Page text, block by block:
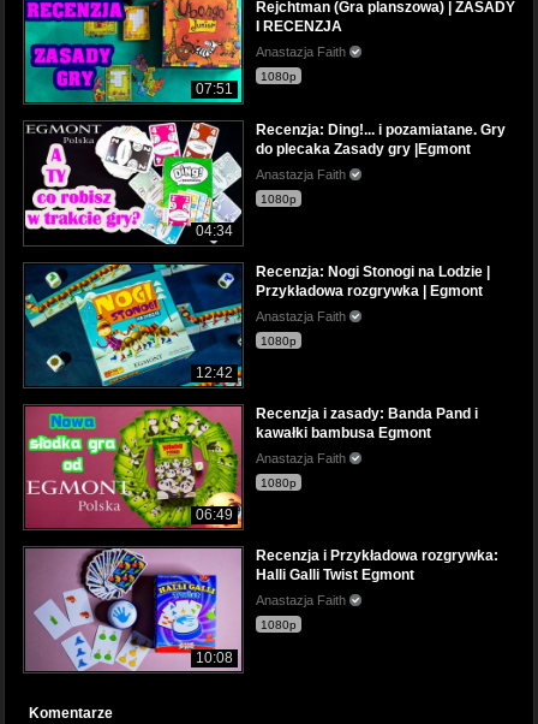
07:51
Rejchtman (Gra planszowa) | ZASADY
I RECENZJA
Anastazja Faith
1080p
04:34
Recenzja: Ding!... i pozamiatane. Gry
do plecaka Zasady gry |Egmont
Anastazja Faith
1080p
12:42
Recenzja: Nogi Stonogi na Lodzie |
Przykładowa rozgrywka | Egmont
Anastazja Faith
1080p
06:49
Recenzja i zasady: Banda Pand i
kawałki bambusa Egmont
Anastazja Faith
1080p
10:08
Recenzja i Przykładowa rozgrywka:
Halli Galli Twist Egmont
Anastazja Faith
1080p
Komentarze